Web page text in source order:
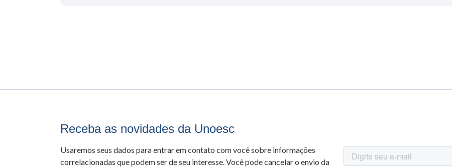
Receba as novidades da Unoesc
Usaremos seus dados para entrar em contato com você sobre informações
correlacionadas que podem ser de seu interesse. Você pode cancelar o envio da